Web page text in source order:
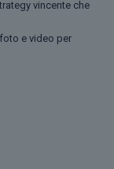
vincente che
e video per